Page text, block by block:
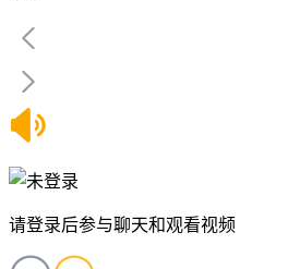
请登录后参与聊天和观看视频